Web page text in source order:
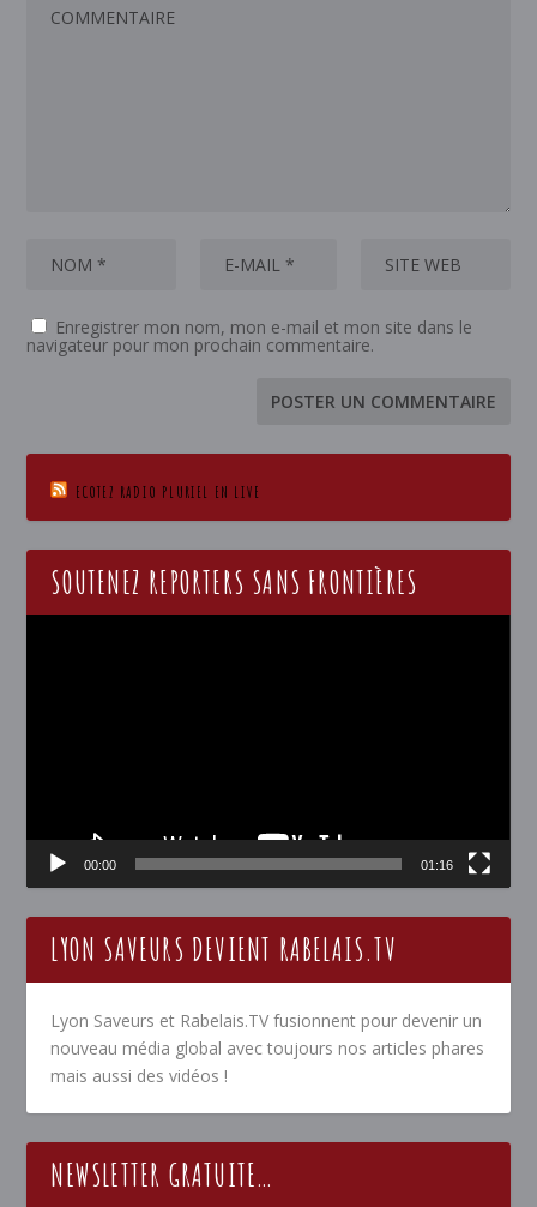
Enregistrer mon nom, mon e-mail et mon site dans le
navigateur pour mon prochain commentaire.
ECOTEZ RADIO PLURIEL EN LIVE
SOUTENEZ REPORTERS SANS FRONTIÈRES
00:00 01:16
LYON SAVEURS DEVIENT RABELAIS.TV
Lyon Saveurs et Rabelais.TV fusionnent pour devenir un
nouveau média global avec toujours nos articles phares
mais aussi des vidéos !
NEWSLETTER GRATUITE…